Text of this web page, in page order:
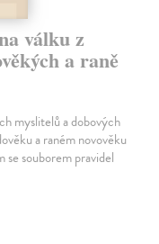
válku z
a raně
myslitelů a dobových
a raném novověku
souborem pravidel